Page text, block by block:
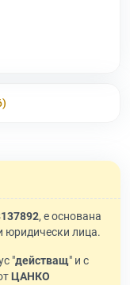
, е основана
юридически лица.
"действащ" и с
ЦАНКО